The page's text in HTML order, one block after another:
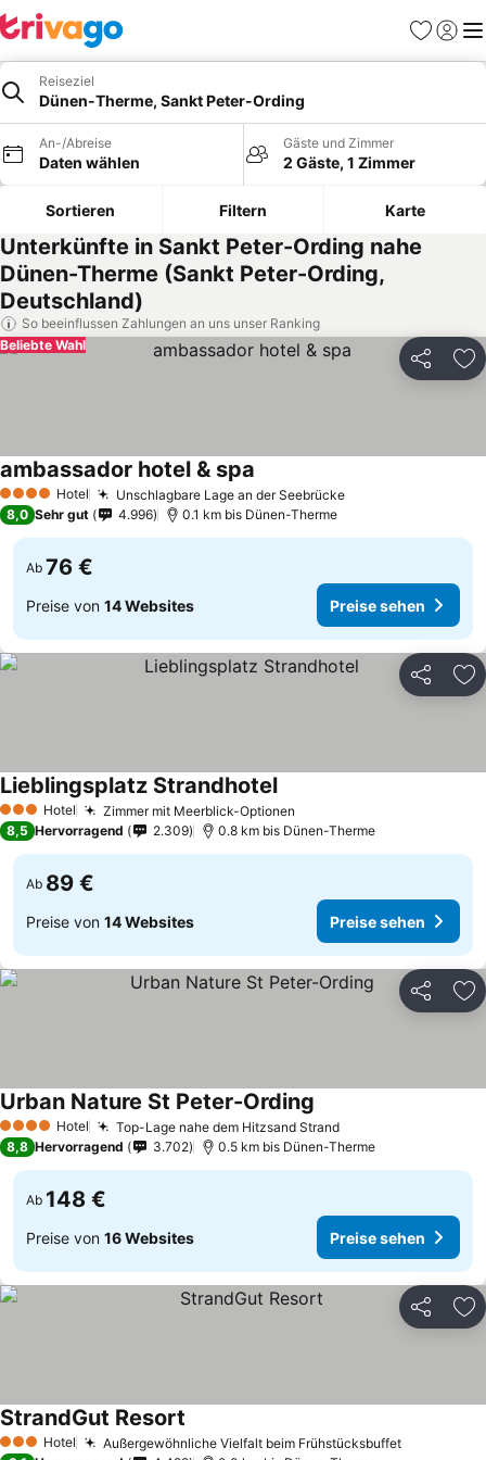
Favoriten
Reiseziel
Dünen-Therme, Sankt Peter-Ording
An-/Abreise
Daten wählen
Gäste und Zimmer
2 Gäste, 1 Zimmer
Sortieren Filtern Karte
Unterkünfte in Sankt Peter-Ording nahe
Dünen-Therme (Sankt Peter-Ording,
Deutschland)
So beeinflussen Zahlungen an uns unser Ranking
Teilen
Beliebte Wahl
4 Sterne Hotel Unschlagbare Lage an der SeebrückePreise sehen
ambassador hotel & spa
8,0 Sehr gut 4.996 0.1 km bis Dünen-Therme
Ab 76 €
Preise von 14 Websites Preise sehen
Teilen
3 SterneHotel Zimmer mit Meerblick-Optionen
Lieblingsplatz StrandhotelPreise sehen
8,5 Hervorragend 2.309 0.8 km bis Dünen-Therme
Ab 89 €
Preise von 14 Websites Preise sehen
Teilen
4 Sterne Hotel Top-Lage nahe dem Hitzsand StrandPreise sehen
Urban Nature St Peter-Ording
8,8 Hervorragend 3.702 0.5 km bis Dünen-Therme
Ab 148 €
Preise von 16 Websites Preise sehen
Teilen
3 SterneHotel Außergewöhnliche Vielfalt beim FrühstücksbuffetPreise
StrandGut Resort